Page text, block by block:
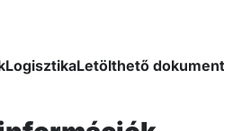
LogisztikaLetölthető